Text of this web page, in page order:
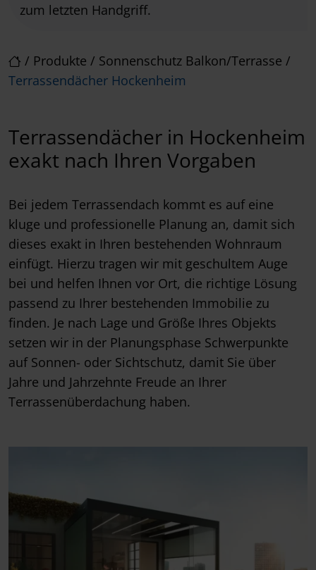
/ Produkte / Sonnenschutz Balkon/Terrasse /
Terrassendächer Hockenheim
zum letzten Handgriff.
Terrassendächer in Hockenheim
exakt nach Ihren Vorgaben
Bei jedem Terrassendach kommt es auf eine
kluge und professionelle Planung an, damit sich
dieses exakt in Ihren bestehenden Wohnraum
einfügt. Hierzu tragen wir mit geschultem Auge
bei und helfen Ihnen vor Ort, die richtige Lösung
passend zu Ihrer bestehenden Immobilie zu
finden. Je nach Lage und Größe Ihres Objekts
setzen wir in der Planungsphase Schwerpunkte
auf Sonnen- oder Sichtschutz, damit Sie über
Jahre und Jahrzehnte Freude an Ihrer
Terrassenüberdachung haben.